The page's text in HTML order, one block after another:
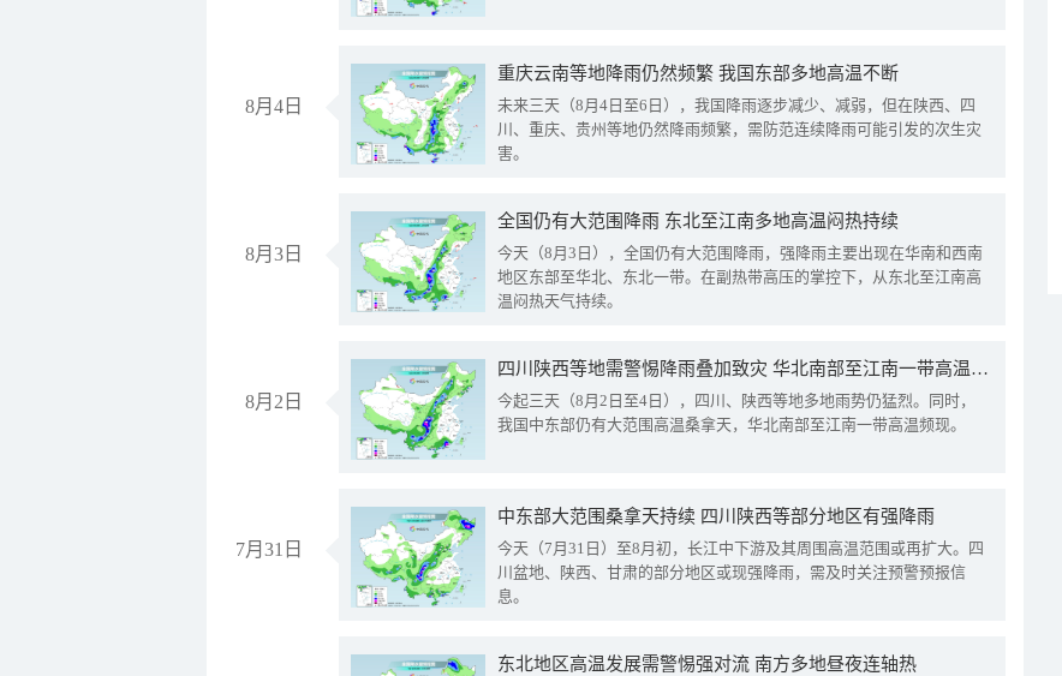
8月4日
重庆云南等地降雨仍然频繁 我国东部多地高温不断
未来三天（8月4日至6日），我国降雨逐步减少、减弱，但在陕西、四
川、重庆、贵州等地仍然降雨频繁，需防范连续降雨可能引发的次生灾
害。
8月3日
全国仍有大范围降雨 东北至江南多地高温闷热持续
今天（8月3日），全国仍有大范围降雨，强降雨主要出现在华南和西南
地区东部至华北、东北一带。在副热带高压的掌控下，从东北至江南高
温闷热天气持续。
8月2日
四川陕西等地需警惕降雨叠加致灾 华北南部至江南一带高温频现
今起三天（8月2日至4日），四川、陕西等地多地雨势仍猛烈。同时，
我国中东部仍有大范围高温桑拿天，华北南部至江南一带高温频现。
7月31日
中东部大范围桑拿天持续 四川陕西等部分地区有强降雨
今天（7月31日）至8月初，长江中下游及其周围高温范围或再扩大。四
川盆地、陕西、甘肃的部分地区或现强降雨，需及时关注预警预报信
息。
东北地区高温发展需警惕强对流 南方多地昼夜连轴热